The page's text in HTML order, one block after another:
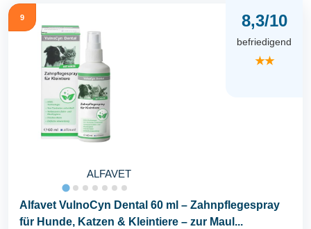
9
ALFAVET
8,3/10
befriedigend
★★
Alfavet VulnoCyn Dental 60 ml – Zahnpflegespray
für Hunde, Katzen & Kleintiere – zur Maul...